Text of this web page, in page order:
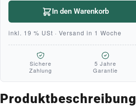
In den Warenkorb
inkl. 19 % USt · Versand in 1 Woche
Sichere
Zahlung
5 Jahre
Garantie
Produktbeschreibung